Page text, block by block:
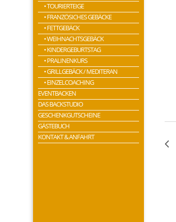
• TOURIERTEIGE
• FRANZÖSICHES GEBÄCKE
• FETTGEBÄCK
• WEIHNACHTSGEBÄCK
• KINDERGEBURTSTAG
• PRALINENKURS
• GRILLGEBÄCK / MEDITERAN
• EINZELCOACHING
EVENTBACKEN
DAS BACKSTUDIO
GESCHENKGUTSCHEINE
GÄSTEBUCH
KONTAKT & ANFAHRT